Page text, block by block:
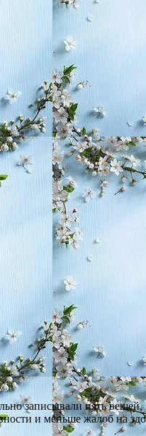
записывали пять
и меньше жалоб на